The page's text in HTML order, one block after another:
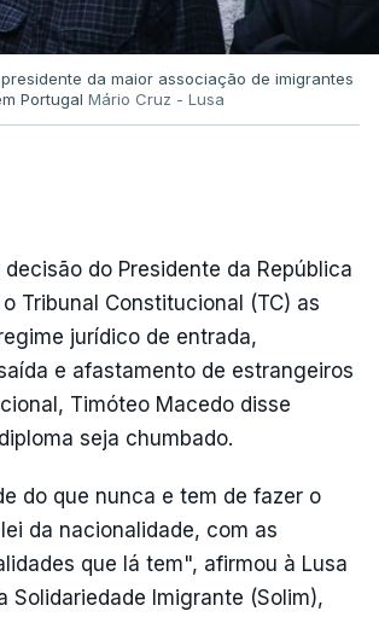
da maior associação de imigrantes
Portugal Mário Cruz - Lusa
do Presidente da República
Tribunal Constitucional (TC) as
jurídico de entrada,
e afastamento de estrangeiros
Timóteo Macedo disse
seja chumbado.
do que nunca e tem de fazer o
da nacionalidade, com as
que lá tem", afirmou à Lusa
Solidariedade Imigrante (Solim),